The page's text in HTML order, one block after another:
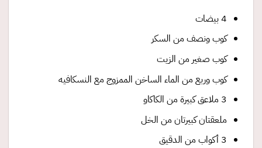
4 بيضات
كوب ونصف من السكر
كوب صغير من الزيت
كوب وربع من الماء الساخن الممزوج مع النسكافيه
3 ملاعق كبيرة من الكاكاو
ملعقتان كبيرتان من الخل
3 أكواب من الدقيق